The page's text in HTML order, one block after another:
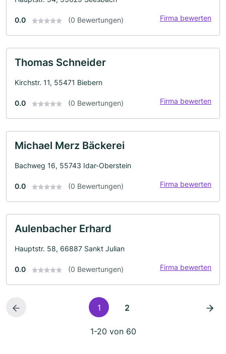
0.0 (0 Bewertungen) Firma bewerten
Thomas Schneider
Kirchstr. 11, 55471 Biebern
0.0 (0 Bewertungen) Firma bewerten
Michael Merz Bäckerei
Bachweg 16, 55743 Idar-Oberstein
0.0 (0 Bewertungen) Firma bewerten
Aulenbacher Erhard
Hauptstr. 58, 66887 Sankt Julian
0.0 (0 Bewertungen) Firma bewerten
1 2
1-20 von 60